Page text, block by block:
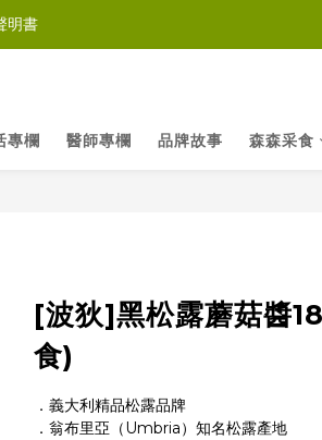
明書
專欄 醫師專欄 品牌故事 森森采食
[波狄]黑松露蘑菇醬
食)
．義大利精品松露品牌
．翁布里亞（Umbria）知名松露產地